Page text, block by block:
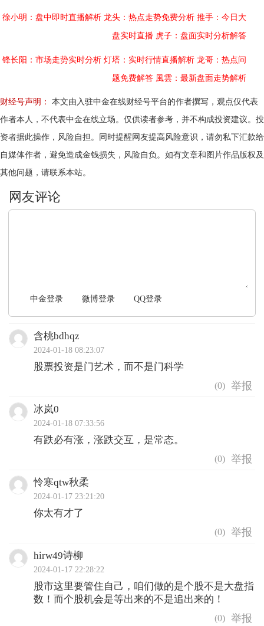
徐小明：盘中即时直播解析 龙头：热点走势免费分析 推手：今日大
盘实时直播 虎子：盘面实时分析解答
锋长阳：市场走势实时分析 灯塔：实时行情直播解析 龙哥：热点问
题免费解答 風雲：最新盘面走势解析
财经号声明：
本文由入驻中金在线财经号平台的作者撰写，观点仅代表
作者本人，不代表中金在线立场。仅供读者参考，并不构成投资建议。投
资者据此操作，风险自担。同时提醒网友提高风险意识，请勿私下汇款给
自媒体作者，避免造成金钱损失，风险自负。如有文章和图片作品版权及
其他问题，请联系本站。
中金登录 微博登录 QQ登录
含桃bdhqz
2024-01-18 08:23:07
股票投资是门艺术，而不是门科学
(0)
冰岚0
2024-01-18 07:33:56
有跌必有涨，涨跌交互，是常态。
(0)
怜寒qtw秋柔
2024-01-17 23:21:20
你太有才了
(0)
hirw49诗柳
2024-01-17 22:28:22
股市这里要管住自己，咱们做的是个股不是大盘指
数！而个股机会是等出来的不是追出来的！
(0)